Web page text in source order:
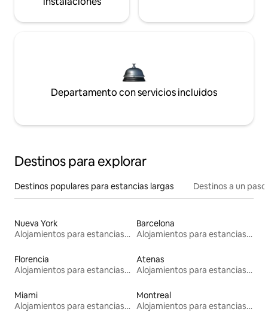
Departamento con servicios incluidos
Destinos para explorar
Destinos populares para estancias largas Destinos a un
Nueva York
Alojamientos para estancias largas
Barcelona
Alojamientos para estancias largas
Florencia
Alojamientos para estancias largas
Atenas
Alojamientos para estancias largas
Miami
Alojamientos para estancias largas
Montreal
Alojamientos para estancias largas